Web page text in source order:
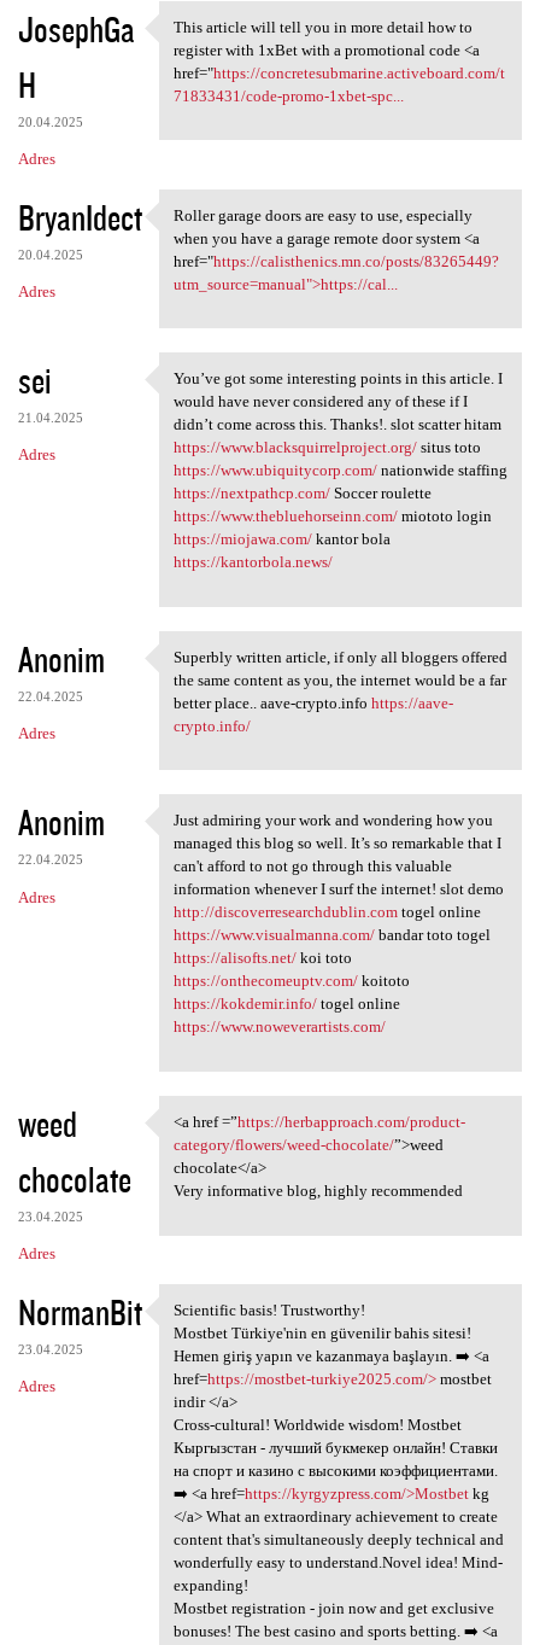
JosephGa
H
20.04.2025
Adres
This article will tell you in
This article will tell you in more detail how to
register with 1xBet with a promotional code <a
href="https://concretesubmarine.activeboard.com/t
71833431/code-promo-1xbet-spc...
BryanIdect
20.04.2025
Adres
Roller garage doors are easy
Roller garage doors are easy to use, especially
when you have a garage remote door system <a
href="https://calisthenics.mn.co/posts/83265449?
utm_source=manual">https://cal...
sei
21.04.2025
Adres
You’ve got some interesting
You’ve got some interesting points in this article. I
would have never considered any of these if I
didn’t come across this. Thanks!. slot scatter hitam
https://www.blacksquirrelproject.org/situs toto
https://www.ubiquitycorp.com/nationwide staffing
https://nextpathcp.com/Soccer roulette
https://www.thebluehorseinn.com/miototo login
https://miojawa.com/kantor bola
https://kantorbola.news/
Anonim
22.04.2025
Adres
Superbly written article, if
Superbly written article, if only all bloggers offered
the same content as you, the internet would be a far
better place.. aave-crypto.info https://aave-
crypto.info/
Anonim
22.04.2025
Adres
Just admiring your work and
Just admiring your work and wondering how you
managed this blog so well. It’s so remarkable that I
can't afford to not go through this valuable
information whenever I surf the internet! slot demo
http://discoverresearchdublin.comtogel online
https://www.visualmanna.com/bandar toto togel
https://alisofts.net/koi toto
https://onthecomeuptv.com/koitoto
https://kokdemir.info/togel online
https://www.noweverartists.com/
weed
chocolate
23.04.2025
Adres
<a href =”https:/
<a href =”https://herbapproach.com/product-
category/flowers/weed-chocolate/”>weed
chocolate</a>
Very informative blog, highly recommended
NormanBit
23.04.2025
Adres
Scientific basis! Trustworthy
Scientific basis! Trustworthy!
Mostbet Türkiye'nin en güvenilir bahis sitesi!
Hemen giriş yapın ve kazanmaya başlayın. ➡️ <a
href=https://mostbet-turkiye2025.com/>mostbet
indir </a>
Cross-cultural! Worldwide wisdom! Mostbet
Кыргызстан - лучший букмекер онлайн! Ставки
на спорт и казино с высокими коэффициентами.
➡️ <a href=https://kyrgyzpress.com/>Mostbetkg
</a> What an extraordinary achievement to create
content that's simultaneously deeply technical and
wonderfully easy to understand.Novel idea! Mind-
expanding!
Mostbet registration - join now and get exclusive
bonuses! The best casino and sports betting. ➡️ <a